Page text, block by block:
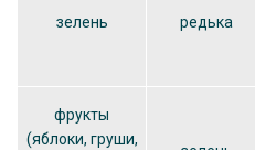
зелень редька
фрукты
(яблоки, груши,